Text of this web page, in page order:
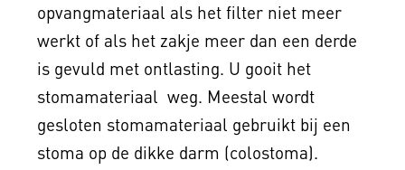
opvangmateriaal als het filter niet meer
werkt of als het zakje meer dan een derde
is gevuld met ontlasting. U gooit het
stomamateriaal weg. Meestal wordt
gesloten stomamateriaal gebruikt bij een
stoma op de dikke darm (colostoma).